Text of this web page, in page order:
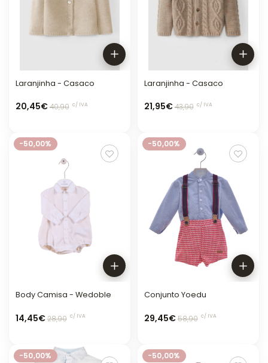
Laranjinha - Casaco
20,45€40,90 c/ IVA
Laranjinha - Casaco
21,95€43,90 c/ IVA
-50,00%
Body Camisa - Wedoble
14,45€28,90 c/ IVA
-50,00%
Conjunto Yoedu
29,45€58,90 c/ IVA
-50,00% -50,00%